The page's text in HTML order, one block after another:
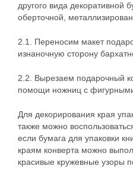
другого вида декоративной
оберточной,
2.1. Переносим макет
изнаночную сторону
2.2. Вырезаем подарочный
помощи ножниц с
Для декорирования края
также можно
если бумага для упаковки
краям конверта можно
красивые кружевные узоры